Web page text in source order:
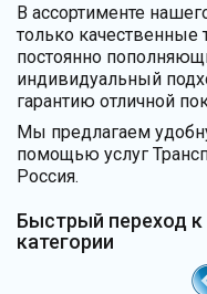
В ассортименте
только
постоянно
индивидуальный
гарантию отличной
Мы предлагаем
помощью услуг
Россия.
Быстрый переход к
категории